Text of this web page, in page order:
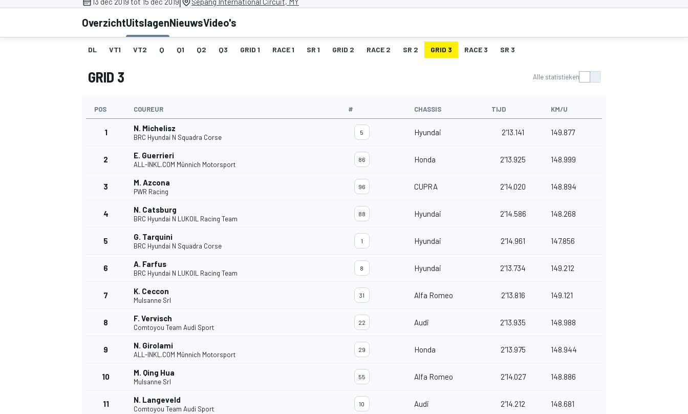
MOTOGP
INDYCAR
OverzichtUitslagenNieuwsVideo's
DL VT1 VT2 Q Q1 Q2 Q3 GRID 1 RACE 1 SR 1 GRID 2 RACE 2 SR 2 GRID 3 RACE 3 SR 3
GRID 3 Alle statistieken
POS COUREUR # CHASSIS TIJD KM/U
1 N. Michelisz
BRC Hyundai N Squadra Corse
5 Hyundai 2'13.141 149.877
2 E. Guerrieri
ALL-INKL.COM Münnich Motorsport
86 Honda 2'13.925 148.999
3 M. Azcona
PWR Racing
96 CUPRA 2'14.020 148.894
4 N. Catsburg
BRC Hyundai N LUKOIL Racing Team
88 Hyundai 2'14.586 148.268
5 G. Tarquini
BRC Hyundai N Squadra Corse
1 Hyundai 2'14.961 147.856
6 A. Farfus
BRC Hyundai N LUKOIL Racing Team
8 Hyundai 2'13.734 149.212
7 K. Ceccon
Mulsanne Srl
31 Alfa Romeo 2'13.816 149.121
8 F. Vervisch
Comtoyou Team Audi Sport
22 Audi 2'13.935 148.988
9 N. Girolami
ALL-INKL.COM Münnich Motorsport
29 Honda 2'13.975 148.944
10 M. Qing Hua
Mulsanne Srl
55 Alfa Romeo 2'14.027 148.886
11 N. Langeveld
Comtoyou Team Audi Sport
10 Audi 2'14.212 148.681